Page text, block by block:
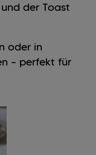
der Toast
oder in
– perfekt für